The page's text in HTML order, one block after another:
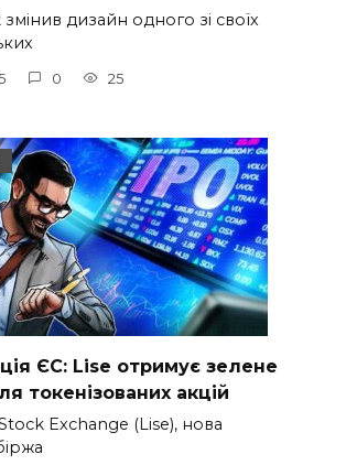
дизайн одного зі своїх
0 25
ЄС: Lise отримує зелене
токенізованих акцій
Exchange (Lise), нова